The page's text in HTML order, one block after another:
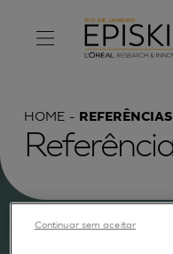
HOME
Procurar por :
Continuar sem aceitar